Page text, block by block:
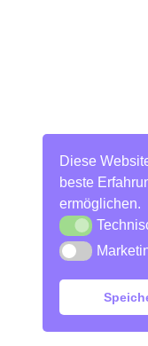
Diese
beste
ermöglichen.